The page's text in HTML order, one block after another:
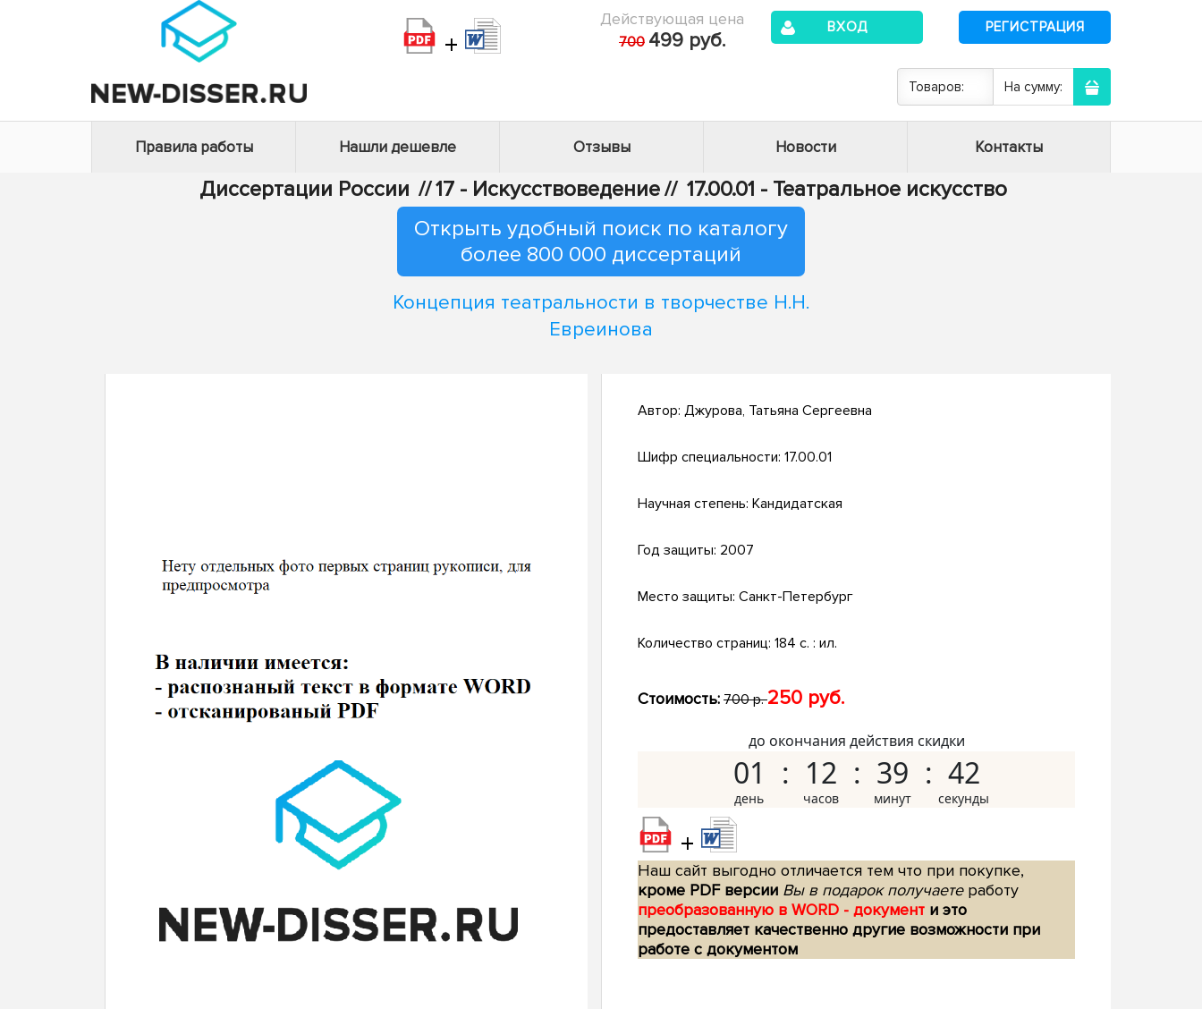
+
Действующая цена
700 499 руб.
ВХОД РЕГИСТРАЦИЯ
Товаров: На сумму:
Правила работы Нашли дешевле Отзывы Новости Контакты
Диссертации России //17 - Искусствоведение// 17.00.01 - Театральное искусство
Открыть удобный поиск по каталогу
более 800 000 диссертаций
Концепция театральности в творчестве Н.Н.
Евреинова
Автор: Джурова, Татьяна Сергеевна
Шифр специальности: 17.00.01
Научная степень: Кандидатская
Год защиты: 2007
Место защиты: Санкт-Петербург
Количество страниц: 184 с. : ил.
Стоимость: 700 р.250 руб.
до окончания действия скидки
01 12 39 41
+
Наш сайт выгодно отличается тем что при покупке,
кроме PDF версии Вы в подарок получаетеработу
преобразованную в WORD - документ и это
предоставляет качественно другие возможности при
работе с документом